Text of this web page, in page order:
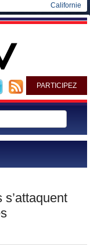
Californie
PARTICIPEZ